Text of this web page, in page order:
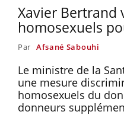
Xavier Bertrand
homosexuels
Par Afsané Sabouhi
Le ministre de la
une mesure
homosexuels du
donneurs